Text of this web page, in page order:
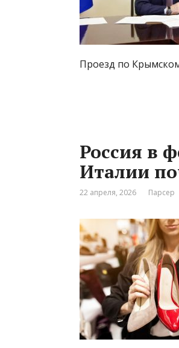
Проезд по
Россия в
Италии
22 апреля, 2026 Парсер